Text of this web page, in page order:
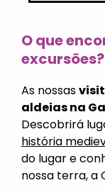
O que
excursões?
As nossas
aldeias na
Descobrirá
história
do lugar e
nossa terra, a